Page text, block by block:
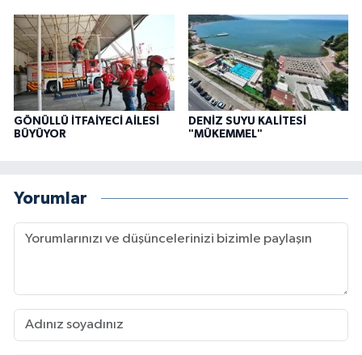
GÖNÜLLÜ İTFAİYECİ AİLESİ
BÜYÜYOR
DENİZ SUYU KALİTESİ
"MÜKEMMEL"
Yorumlar